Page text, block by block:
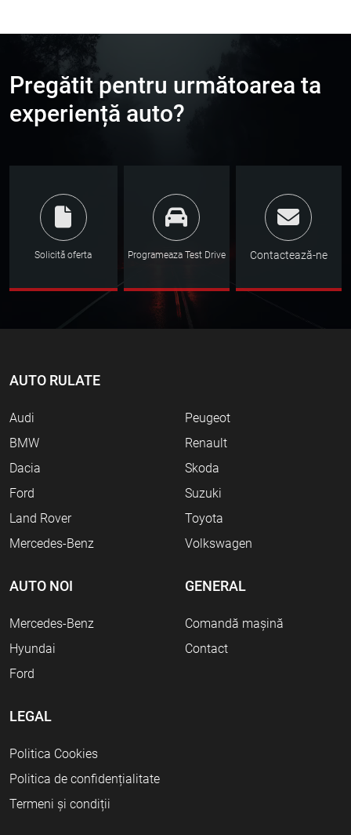
Pregătit pentru următoarea ta
experiență auto?
Solicită oferta Programeaza Test Drive Contactează-ne
AUTO RULATE
Audi
BMW
Dacia
Ford
Land Rover
Mercedes-Benz
Peugeot
Renault
Skoda
Suzuki
Toyota
Volkswagen
AUTO NOI
Mercedes-Benz
Hyundai
Ford
GENERAL
Comandă mașină
Contact
LEGAL
Politica Cookies
Politica de confidențialitate
Termeni și condiții